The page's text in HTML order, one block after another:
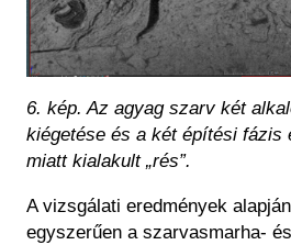
6. kép. Az agyag szarv két
kiégetése és a két építési fázis
miatt kialakult „rés”.
A vizsgálati eredmények
egyszerűen a szarvasmarha-